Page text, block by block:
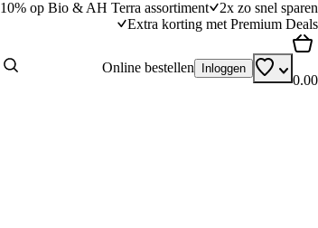
10% op Bio & AH Terra assortiment
2x zo snel sparen
Extra korting met Premium Deals
Online bestellen Inloggen
0.00